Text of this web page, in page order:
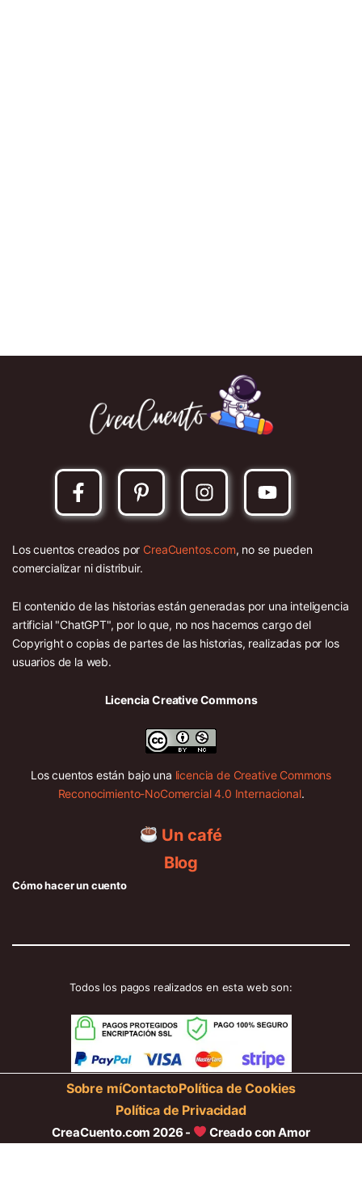
Los cuentos creados por CreaCuentos.com, no se pueden
comercializar ni distribuir.
El contenido de las historias están generadas por una inteligencia
artificial "ChatGPT", por lo que, no nos hacemos cargo del
Copyright o copias de partes de las historias, realizadas por los
usuarios de la web.
Licencia Creative Commons
Los cuentos están bajo una licencia de Creative Commons
Reconocimiento-NoComercial 4.0 Internacional.
Un café
Blog
Cómo hacer un cuento
Todos los pagos realizados en esta web son:
Sobre míContactoPolítica de Cookies
Política de Privacidad
CreaCuento.com 2026 - Creado con Amor